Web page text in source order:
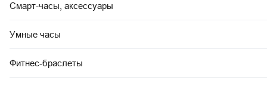
Смарт-часы, аксессуары
Умные часы
Фитнес-браслеты